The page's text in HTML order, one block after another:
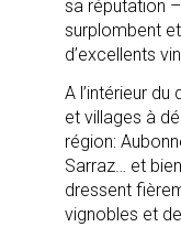
sa réputation
surplombent
d’excellents
A l’intérieur
et villages à
région:
Sarraz… et
dressent
vignobles et